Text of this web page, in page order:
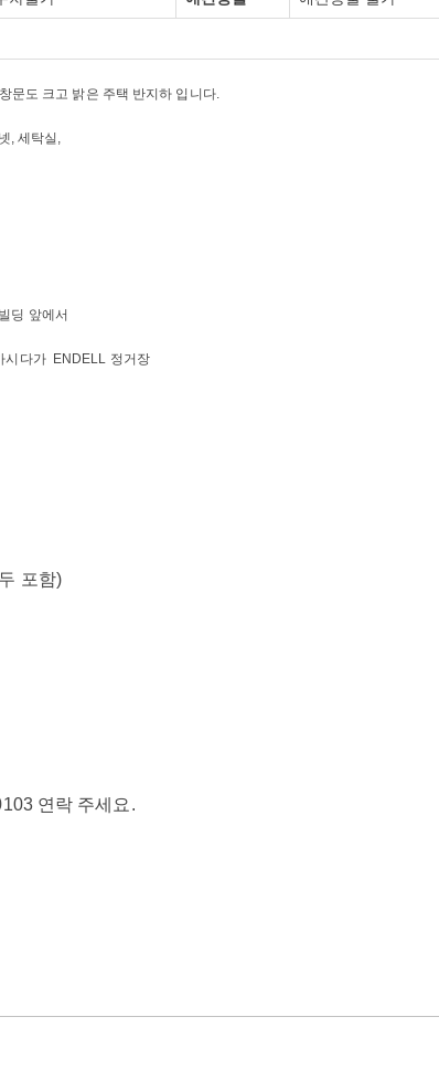
문도 크고 밝은 주택 반지하 입니다.
, 세탁실,
딩 앞에서
시다가 ENDELL 정거장
포함)
연락 주세요.